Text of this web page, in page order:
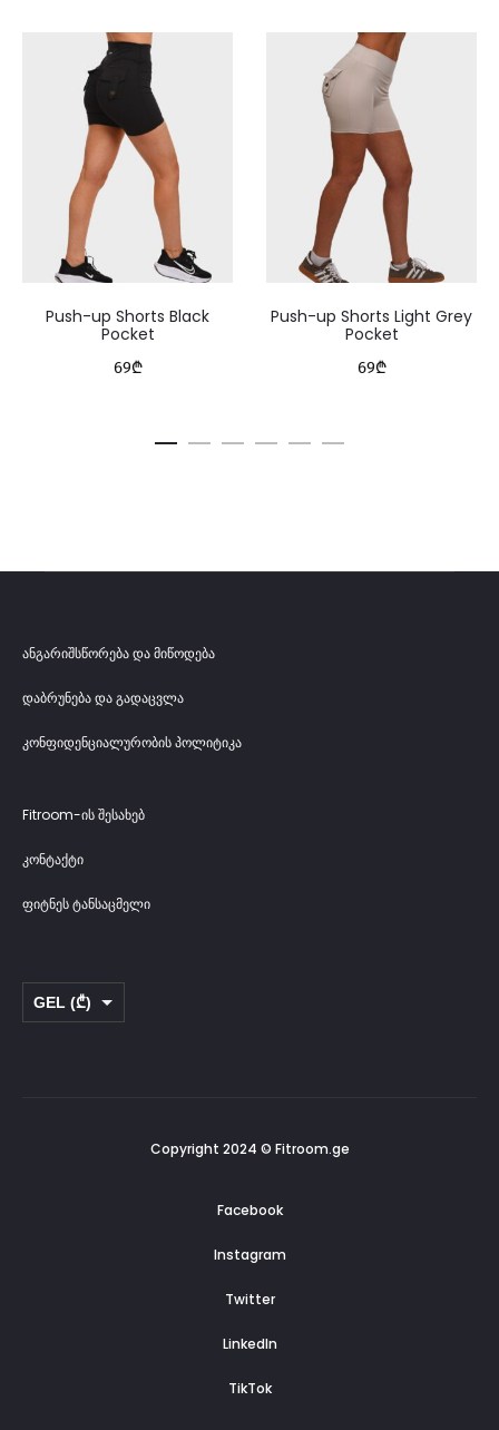
Push-up Shorts Black
Pocket
69₾
Push-up Shorts Light Grey
Pocket
69₾
ანგარიშსწორება და მიწოდება
დაბრუნება და გადაცვლა
კონფიდენციალურობის პოლიტიკა
Fitroom-ის შესახებ
კონტაქტი
ფიტნეს ტანსაცმელი
GEL (₾)
Copyright 2024 © Fitroom.ge
Facebook
Instagram
Twitter
LinkedIn
TikTok